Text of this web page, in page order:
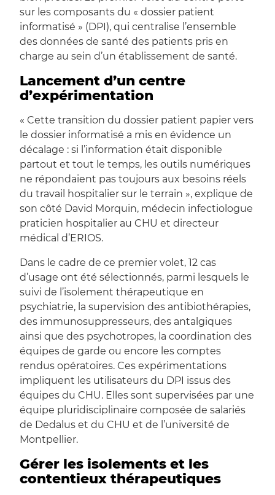
sur les composants du « dossier patient
informatisé » (DPI), qui centralise l’ensemble
des données de santé des patients pris en
charge au sein d’un établissement de santé.
Lancement d’un centre
d’expérimentation
« Cette transition du dossier patient papier vers
le dossier informatisé a mis en évidence un
décalage : si l’information était disponible
partout et tout le temps, les outils numériques
ne répondaient pas toujours aux besoins réels
du travail hospitalier sur le terrain », explique de
son côté David Morquin, médecin infectiologue
praticien hospitalier au CHU et directeur
médical d’ERIOS.
Dans le cadre de ce premier volet, 12 cas
d’usage ont été sélectionnés, parmi lesquels le
suivi de l’isolement thérapeutique en
psychiatrie, la supervision des antibiothérapies,
des immunosuppresseurs, des antalgiques
ainsi que des psychotropes, la coordination des
équipes de garde ou encore les comptes
rendus opératoires. Ces expérimentations
impliquent les utilisateurs du DPI issus des
équipes du CHU. Elles sont supervisées par une
équipe pluridisciplinaire composée de salariés
de Dedalus et du CHU et de l’université de
Montpellier.
Gérer les isolements et les
contentieux thérapeutiques